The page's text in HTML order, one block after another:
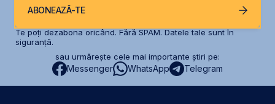
ABONEAZĂ-TE
Te poți dezabona oricând. Fără SPAM. Datele tale sunt în
siguranță.
sau urmărește cele mai importante știri pe:
Messenger WhatsApp Telegram